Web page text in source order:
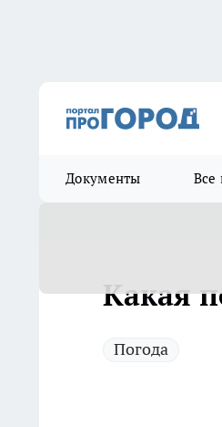
Документы Все
Какая
Погода